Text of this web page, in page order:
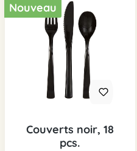
Nouveau
Couverts noir, 18
pcs.